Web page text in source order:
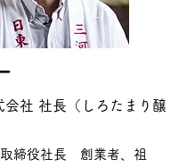
会社 社長（しろたまり醸
取締役社長 創業者、祖